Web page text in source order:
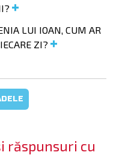
LUI IOAN, CUM AR
ZI?
răspunsuri cu